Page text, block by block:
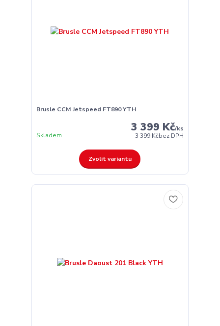
Brusle CCM Jetspeed FT890 YTH
3 399 Kč/ks
3 399 Kčbez DPH
Skladem
Zvolit variantu